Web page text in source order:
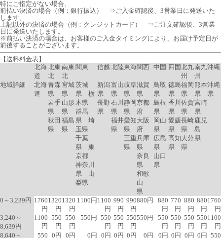
特にご指定がない場合、
前払い決済の場合（例：銀行振込） ⇒ご入金確認後、3営業日に発送いた
します。
上記以外の決済の場合（例：クレジットカード） ⇒ご注文確認後、3営業
日に発送いたします。
※前払い決済の場合は、お客様のご入金タイミングにより、お届け予定日が
前後することがございます。
【送料料金表】
北海
道
北東
北
南東
北
関東 信越 北陸東海関西 中国 四国北九
州
南九
州
沖縄
地域詳細
北海
道
青森
県
岩手
県
秋田
県
宮城
県
山形
県
福島
県
茨城
県 栃
木県
群馬
県 埼
玉県
千葉
県 東
京都
神奈川
県 山
梨県
新潟
県
長野
県
富山
県
石川
県
福井
県
岐阜
県
静岡
県
愛知
県
三重
県
滋賀
県
京都
府
大阪
府
兵庫
県
奈良
県
和歌
山
県
鳥取
県
島根
県
岡山
県
広島
県
山口
県
徳島
県
香川
県
愛媛
県
高知
県
福岡
県
佐賀
県
長崎
県
大分
県
熊本
県
宮崎
県
鹿児
島
県
沖縄
県
0～3,239円 1760
円
1320
円
1320
円
1100円 1100
円
990
円
990
円
880円
880
円
770
円
880
円
880
円
1760
円
3,240～
8,639円
1100
円
550
円
550
円
550円 550
円
550
円
550
円
550円
550
円
550
円
550
円
550
円
1100
円
8,640～
550 0円 0円 0円 0円 0円 0円 0円 0円 0円 0円 0円 550